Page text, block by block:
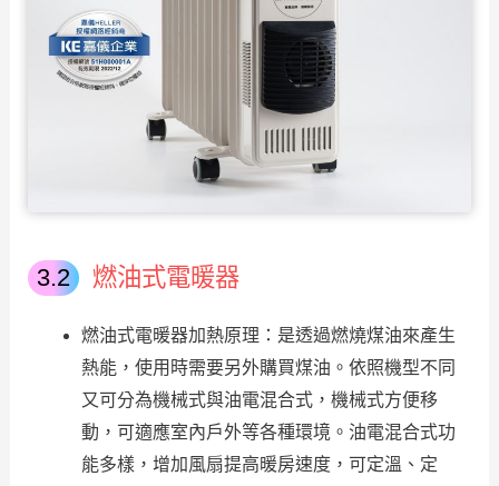
燃油式電暖器
燃油式電暖器加熱原理：是透過燃燒煤油來產生
熱能，使用時需要另外購買煤油。依照機型不同
又可分為機械式與油電混合式，機械式方便移
動，可適應室內戶外等各種環境。油電混合式功
能多樣，增加風扇提高暖房速度，可定溫、定